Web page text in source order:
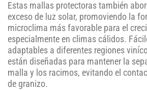
Estas mallas protectoras también
exceso de luz solar, promoviendo la
microclima más favorable para el
especialmente en climas cálidos.
adaptables a diferentes regiones
están diseñadas para mantener la
malla y los racimos, evitando el
de granizo.